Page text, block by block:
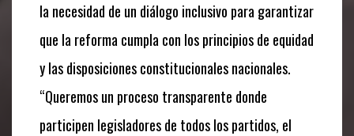
la necesidad de un diálogo inclusivo para garantizar
que la reforma cumpla con los principios de equidad
y las disposiciones constitucionales nacionales.
“Queremos un proceso transparente donde
participen legisladores de todos los partidos, el